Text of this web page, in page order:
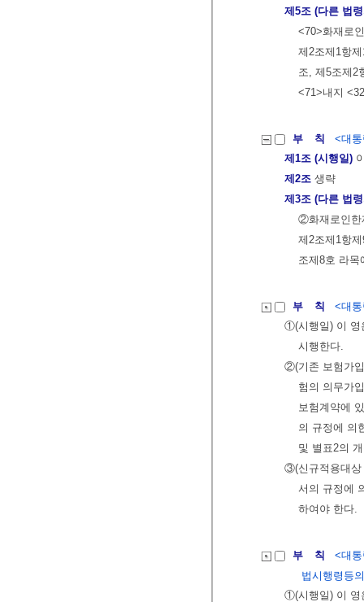
제5조 (다른 법
<70>화재로
제2조제1항
조, 제5조제2
<71>내지
부 칙
<대
제1조 (시행일)
제2조 생략
제3조 (다른 법
②화재로인한
제2조제1항
조제8호 라목
부 칙
<대
①(시행일) 이 영
시행한다.
②(기존 보험가
험의 의무가
보험계약에
의 규정에 의
및 별표2의
③(신규적용대상
서의 규정에
하여야 한다.
부 칙
<대
법시행령등
①(시행일) 이 영